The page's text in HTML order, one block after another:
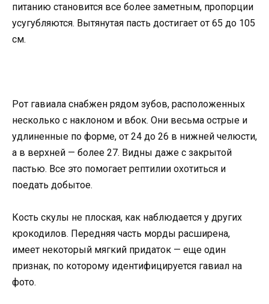
питанию становится все более заметным, пропорции
усугубляются. Вытянутая пасть достигает от 65 до 105
см.
Рот гавиала снабжен рядом зубов, расположенных
несколько с наклоном и вбок. Они весьма острые и
удлиненные по форме, от 24 до 26 в нижней челюсти,
а в верхней — более 27. Видны даже с закрытой
пастью. Все это помогает рептилии охотиться и
поедать добытое.
Кость скулы не плоская, как наблюдается у других
крокодилов. Передняя часть морды расширена,
имеет некоторый мягкий придаток — еще один
признак, по которому идентифицируется гавиал на
фото.